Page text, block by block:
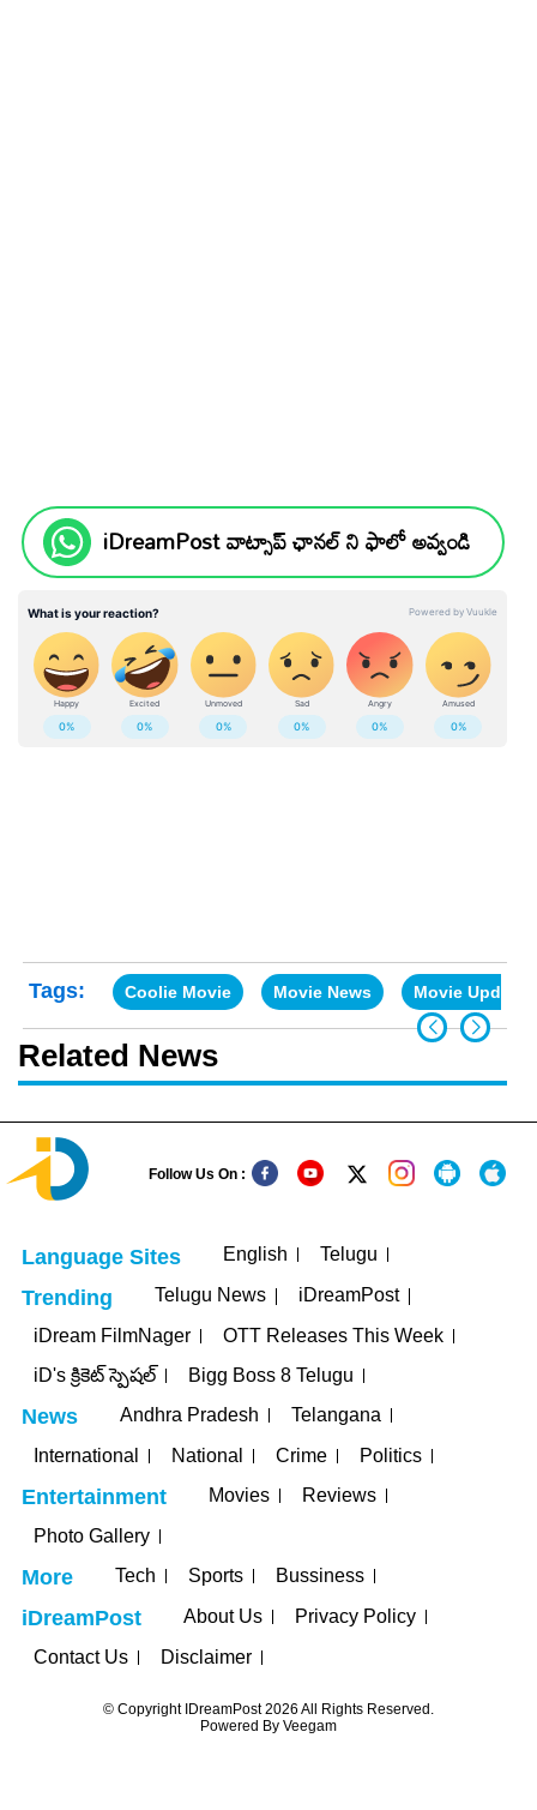
iDreamPost వాట్సాప్ ఛానల్ ని ఫాలో అవ్వండి
Tags: Coolie Movie Movie News Movie Updates
Related News
Follow Us On :
Language Sites English Telugu
Trending Telugu News
iDreamPost
iDream FilmNager
OTT Releases This Week
iD's క్రికెట్ స్పెషల్
Bigg Boss 8 Telugu
News Andhra Pradesh
Telangana
International
National Crime Politics
Entertainment Movies
Reviews
Photo Gallery
More Tech Sports Bussiness
iDreamPost About Us
Privacy Policy
Contact Us
Disclaimer
© Copyright IDreamPost 2026 All Rights Reserved.
Powered By Veegam